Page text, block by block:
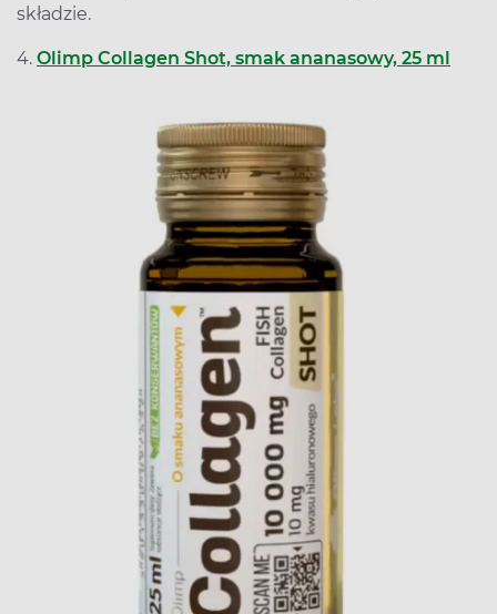
składzie.
4. Olimp Collagen Shot, smak ananasowy, 25 ml